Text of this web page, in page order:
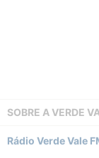
SOBRE AVERDE
Rádio Verde Vale